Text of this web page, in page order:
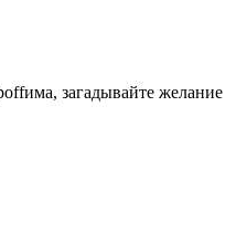
загадывайте желание